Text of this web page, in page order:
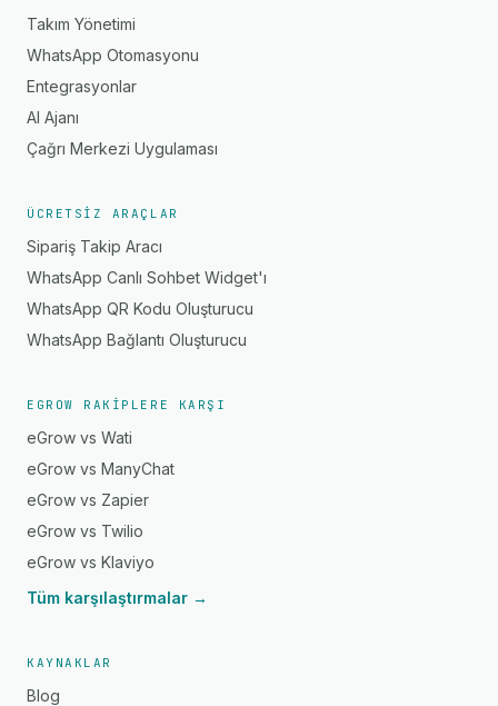
Takım Yönetimi
WhatsApp Otomasyonu
Entegrasyonlar
AI Ajanı
Çağrı Merkezi Uygulaması
ÜCRETSIZ ARAÇLAR
Sipariş Takip Aracı
WhatsApp Canlı Sohbet Widget'ı
WhatsApp QR Kodu Oluşturucu
WhatsApp Bağlantı Oluşturucu
EGROW RAKIPLERE KARŞI
eGrow vs Wati
eGrow vs ManyChat
eGrow vs Zapier
eGrow vs Twilio
eGrow vs Klaviyo
Tüm karşılaştırmalar →
KAYNAKLAR
Blog